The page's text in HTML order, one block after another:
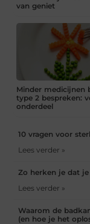
van geniet
Minder medicijnen
type 2 bespreken:
onderdeel
10 vragen voor
Lees verder »
Zo herken je dat
Lees verder »
Waarom de
(en hoe je het